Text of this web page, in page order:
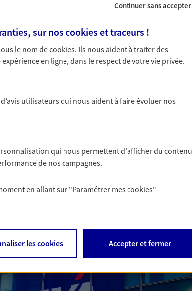
Continuer sans accepter
sur nos cookies et traceurs !
le nom decookies. Ils nous aident à traiter des
en ligne, dans le respect de votre vie privée.
utilisateurs qui nous aident à faire évoluer nos
qui nous permettent d'afficher du contenu
de nos campagnes.
en allant sur "Paramétrer mescookies"
les cookies Accepter et fermer